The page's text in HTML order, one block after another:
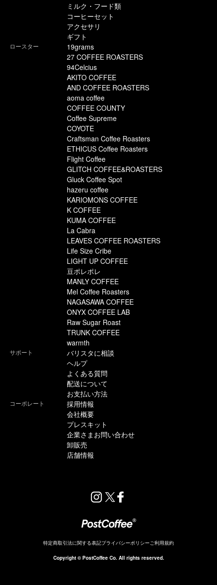
ミルク・フード類
コーヒーセット
アクセサリ
ギフト
ロースター
19grams
27 COFFEE ROASTERS
94Celcius
AKITO COFFEE
AND COFFEE ROASTERS
aoma coffee
COFFEE COUNTY
Coffee Supreme
COYOTE
Craftsman Coffee Roasters
ETHICUS Coffee Roasters
Flight Coffee
GLITCH COFFEE&ROASTERS
Gluck Coffee Spot
hazeru coffee
KARIOMONS COFFEE
K COFFEE
KUMA COFFEE
La Cabra
LEAVES COFFEE ROASTERS
Life Size Cribe
LIGHT UP COFFEE
豆ポレポレ
MANLY COFFEE
Mel Coffee Roasters
NAGASAWA COFFEE
ONYX COFFEE LAB
Raw Sugar Roast
TRUNK COFFEE
warmth
サポート
バリスタに相談
ヘルプ
よくある質問
配送について
お支払い方法
コーポレート
採用情報
会社概要
プレスキット
企業さまお問い合わせ
卸販売
店舗情報
特定商取引法に関する表記プライバシーポリシーご利用規約
Copyright © PostCoffee Co. All rights reserved.
販売終了